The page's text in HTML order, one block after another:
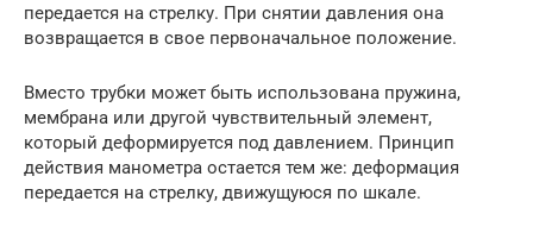
передается на стрелку. При снятии давления она
возвращается в свое первоначальное положение.
Вместо трубки может быть использована пружина,
мембрана или другой чувствительный элемент,
который деформируется под давлением. Принцип
действия манометра остается тем же: деформация
передается на стрелку, движущуюся по шкале.